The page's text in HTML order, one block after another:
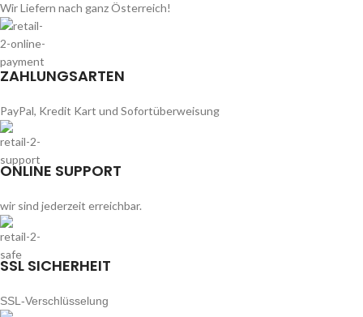
Wir Liefern nach ganz Österreich!
ZAHLUNGSARTEN
PayPal, Kredit Kart und Sofortüberweisung
ONLINE SUPPORT
wir sind jederzeit erreichbar.
SSL SICHERHEIT
SSL-Verschlüsselung